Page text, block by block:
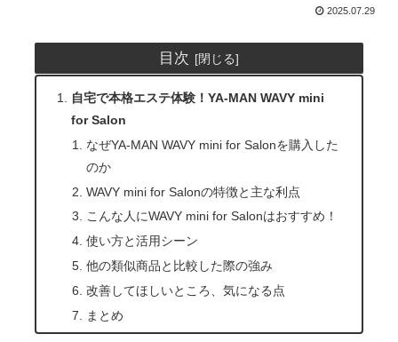
2025.07.29
目次
自宅で本格エステ体験！YA-MAN WAVY mini
for Salon
なぜYA-MAN WAVY mini for Salonを購入した
のか
WAVY mini for Salonの特徴と主な利点
こんな人にWAVY mini for Salonはおすすめ！
使い方と活用シーン
他の類似商品と比較した際の強み
改善してほしいところ、気になる点
まとめ